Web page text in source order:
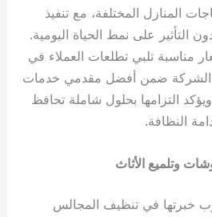
المنازل المختلفة، مع تنفيذ
التأثير على نمط الحياة اليومية.
مناسبة تلبي تطلعات العملاء في
الشركة ضمن أفضل مقدمي خدمات
التزامها بحلول شاملة تحافظ
النظافة.
وتلميع الأثاث
خبرتها في تنظيف المجالس